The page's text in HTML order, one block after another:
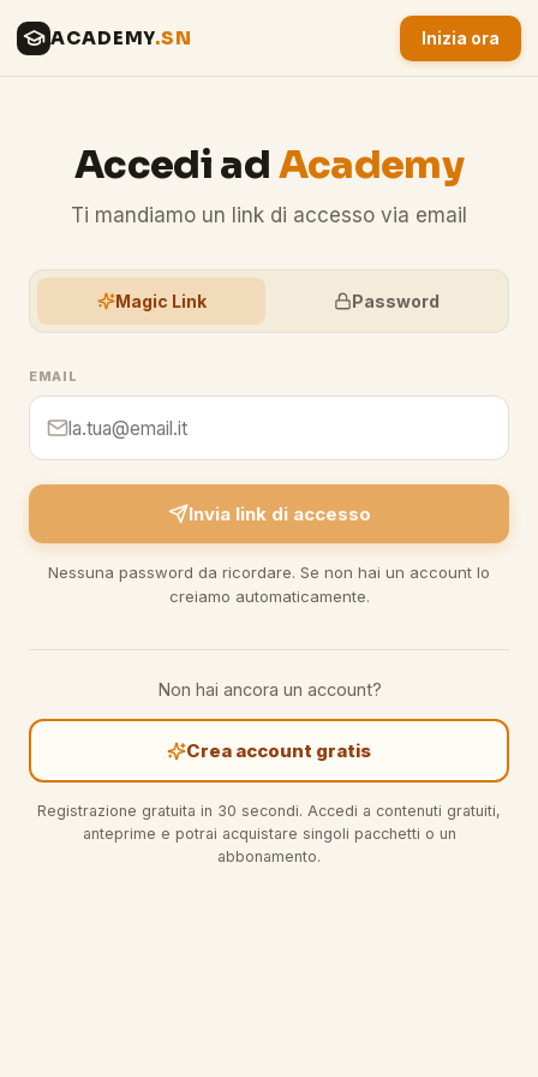
ACADEMY.SN Inizia ora
Accedi ad Academy
Ti mandiamo un link di accesso via email
Magic Link Password
EMAIL
Invia link di accesso
Nessuna password da ricordare. Se non hai un account lo
creiamo automaticamente.
Non hai ancora un account?
Crea account gratis
Registrazione gratuita in 30 secondi. Accedi a contenuti gratuiti,
anteprime e potrai acquistare singoli pacchetti o un
abbonamento.